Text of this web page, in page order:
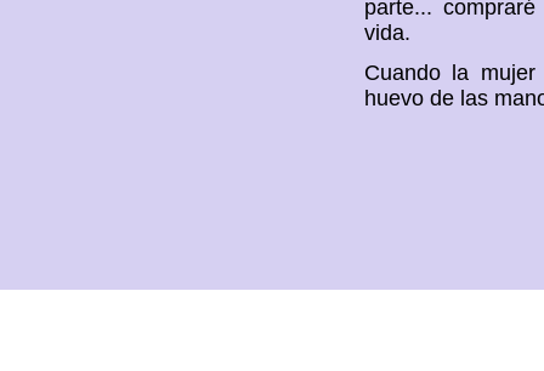
parte...
vida.
Cuando la
huevo de las